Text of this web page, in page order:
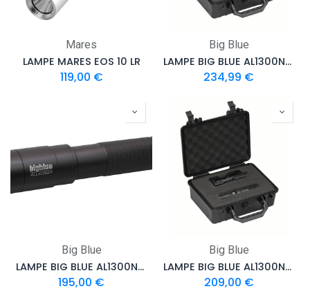
Mares
LAMPE MARES EOS 10 LR
119,00 €
Big Blue
LAMPE BIG BLUE AL1300NP TAIL WITH PROTECTIVE CASE
234,99 €
Big Blue
LAMPE BIG BLUE AL1300NP TAIL
195,00 €
Big Blue
LAMPE BIG BLUE AL1300NP WITH PROTECTIVE CASE
209,00 €